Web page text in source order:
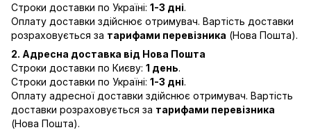
Строки доставки по Україні: 1-3 дні.
Оплату доставки здійснює отримувач. Вартість доставки
розраховується за тарифами перевізника (Нова Пошта).
2. Адресна доставка від Нова Пошта
Строки доставки по Києву: 1 день.
Строки доставки по Україні: 1-3 дні.
Оплату адресної доставки здійснює отримувач. Вартість
доставки розраховується за тарифами перевізника
(Нова Пошта).